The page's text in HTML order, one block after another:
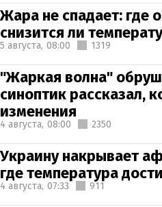
Жара не спадает: где
снизится ли
5 августа, 08:00 1319
"Жаркая волна"
синоптик рассказал,
изменения
4 августа, 08:00 2350
Украину накрывает
где температура
4 августа, 07:33 911